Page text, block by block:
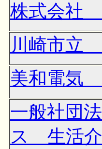
株式会社
川崎市立
美和電気
一般社団
ス 生活介